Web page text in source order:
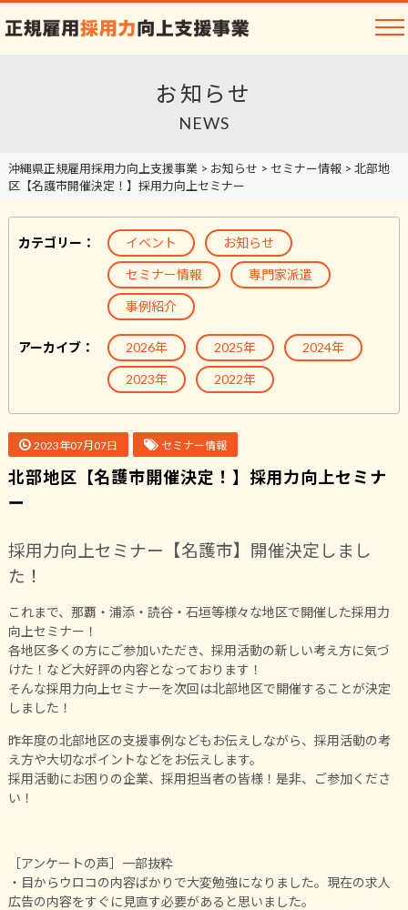
お知らせ
NEWS
沖縄県正規雇用採用力向上支援事業> お知らせ > セミナー情報> 北部地
区【名護市開催決定！】採用力向上セミナー
カテゴリー： イベント お知らせ
セミナー情報 専門家派遣
事例紹介
アーカイブ： 2026年 2025年 2024年
2023年 2022年
2023年07月07日 セミナー情報
北部地区【名護市開催決定！】採用力向上セミナ
ー
採用力向上セミナー【名護市】開催決定しまし
た！
これまで、那覇・浦添・読谷・石垣等様々な地区で開催した採用力
向上セミナー！
各地区多くの方にご参加いただき、採用活動の新しい考え方に気づ
けた！など大好評の内容となっております！
そんな採用力向上セミナーを次回は北部地区で開催することが決定
しました！
昨年度の北部地区の支援事例などもお伝えしながら、採用活動の考
え方や大切なポイントなどをお伝えします。
採用活動にお困りの企業、採用担当者の皆様！是非、ご参加くださ
い！
［アンケートの声］一部抜粋
・目からウロコの内容ばかりで大変勉強になりました。現在の求人
広告の内容をすぐに見直す必要があると思いました。